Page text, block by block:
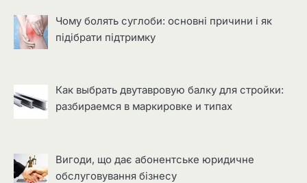
Чому болять суглоби: основні причини і як
підібрати підтримку
Как выбрать двутавровую балку для стройки:
разбираемся в маркировке и типах
Вигоди, що дає абонентське юридичне
обслуговування бізнесу